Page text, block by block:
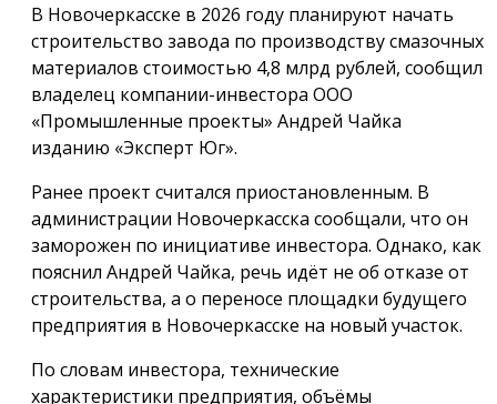
В Новочеркасске в 2026 году планируют начать
строительство завода по производству смазочных
материалов стоимостью 4,8 млрд рублей, сообщил
владелец компании-инвестора ООО
«Промышленные проекты» Андрей Чайка
изданию «Эксперт Юг».
Ранее проект считался приостановленным. В
администрации Новочеркасска сообщали, что он
заморожен по инициативе инвестора. Однако, как
пояснил Андрей Чайка, речь идёт не об отказе от
строительства, а о переносе площадки будущего
предприятия в Новочеркасске на новый участок.
По словам инвестора, технические
характеристики предприятия, объёмы